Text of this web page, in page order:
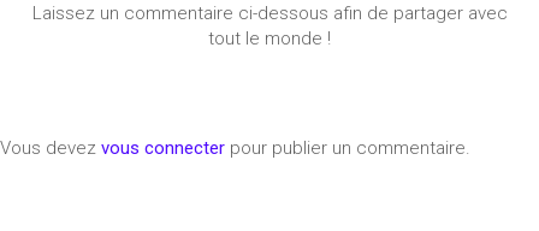
Laissez un commentaire ci-dessous afin de partager avec
tout le monde !
Vous devez vous connecter pour publier un commentaire.